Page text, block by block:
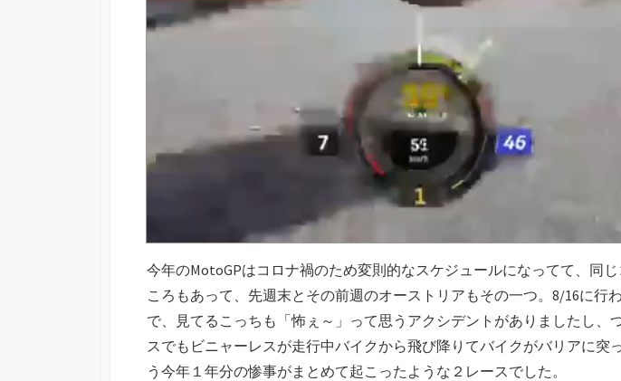
今年のMotoGPはコロナ禍のため変則的なスケジュールになってて、同
ころもあって、先週末とその前週のオーストリアもその一つ。8/16に行
で、見てるこっちも「怖ぇ～」って思うアクシデントがありましたし、
スでもビニャーレスが走行中バイクから飛び降りてバイクがバリアに突
う今年１年分の惨事がまとめて起こったような２レースでした。